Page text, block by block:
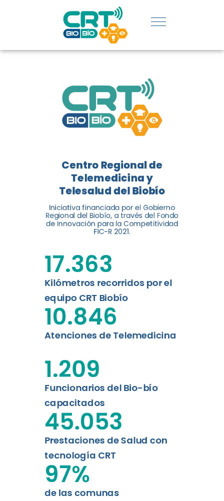
REGIÓN:
CONOCE
LOGROS
DE CRT
BIOBÍO
El Centro Regional de
Telemedicina y Telesalud del
Biobío presenta el balance de
tres años acercando la salud
digital a los habitantes...
Leer más
Centro Regional de
Telemedicina y
Telesalud del Biobío
Iniciativa financiada por el Gobierno
Regional del Biobío, a través del Fondo
de Innovación para la Competitividad
FIC-R 2021.
Kilómetros recorridos por el
equipo CRT Biobío
17.363
Atenciones de Telemedicina
10.846
Funcionarios del Bio-bío
capacitados
1.209
Prestaciones de Salud con
tecnología CRT
45.053
de las comunas
97%